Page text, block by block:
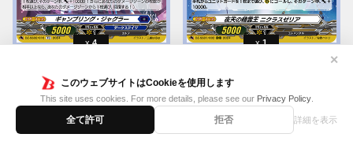
このウェブサイトはCookieを使用します
This site uses cookies. For more details, please see our Privacy Policy.
全て許可 拒否 詳細を表示
✕
4 1